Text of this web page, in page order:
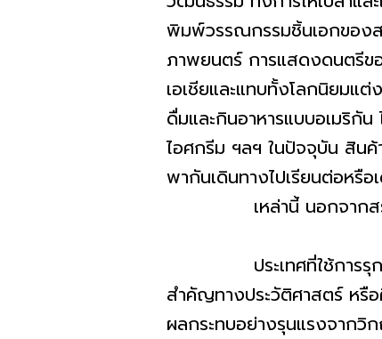
พิมพ์วรรณกรรมชิ้นเอกของ
ภาพยนตร์ การแสดงดนตรี
เอเชียและแทบทั้งโลกนิยมแ
ดื่มและกินอาหารแบบอเมริกั
ไอศกรีม ฯลฯ ในปัจจุบัน สินค้
พากันเดินทางไปเรียนต่อหรื
เหล่านี้ นอกจากสร้างค่า
ประเทศที่ใช้การรุกทางวั
สำคัญทางประวัติศาสตร์ หรื
ผลกระทบอย่างรุนแรงจากวิ